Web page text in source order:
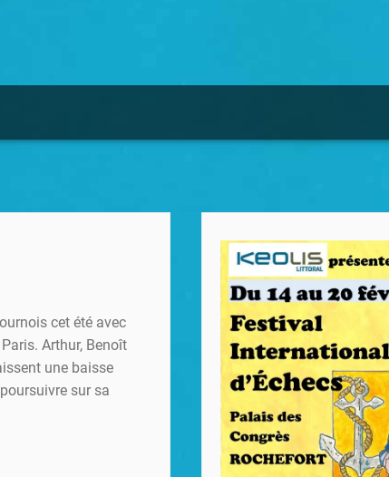
cet été avec
Arthur, Benoît
une baisse
sur sa